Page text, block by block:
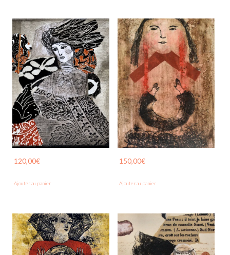
120,00€
Ajouter au panier
150,00€
Ajouter au panier